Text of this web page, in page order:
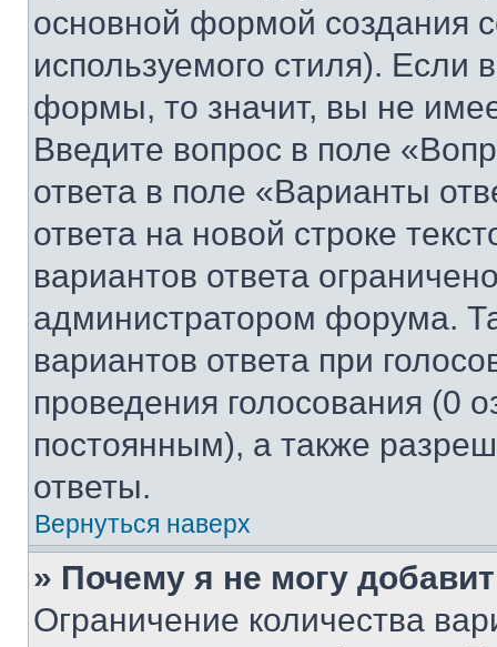
основной формой создания
используемого стиля). Если
формы, то значит, вы не
Введите вопрос в поле
ответа в поле «Варианты
ответа на новой строке
вариантов ответа
администратором форума.
вариантов ответа при
проведения голосования (0
постоянным), а также
ответы.
Вернуться наверх
» Почему я не могу
Ограничение количества